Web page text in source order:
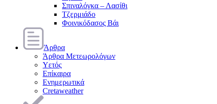
Σπιναλόγκα – Λασίθι
Τζερμιάδο
Φοινικόδασος Βάι
Άρθρα
Άρθρα Μετεωρολόγων
Υετός
Επίκαιρα
Ενημερωτικά
Cretaweather